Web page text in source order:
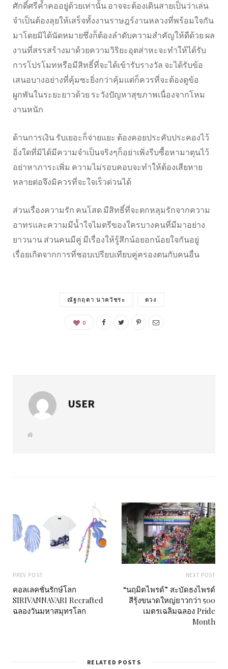
ศักดิ์ศรีค้ำคออยู่ด้วยเท่านั้น อาจจะต้องเดินสายเป็นว่าเล่น
จำเป็นต้องลุยให้เสร็จทั้งงานราษฎร์งานหลวงที่พร้อมใจกัน
มาโดยมิได้นัดหมายซึ่งก็ต้องลำดับความสำคัญให้ดีด้วย ผล
งานที่สรรสร้างมาด้วยความวิริยะอุตส่าหะจะทำให้ได้รับ
การโปรโมทหรือมีสิทธิ์ที่จะได้เข้ารับรางวัล จะได้รับข้อ
เสนอบางอย่างที่คุ้มซะยิ่งกว่าคุ้มแต่ก็ควรที่จะต้องดูข้อ
ผูกพันในระยะยาวด้วย ระวังปัญหาสุขภาพเนื่องจากโหม
งานหนัก
ด้านการเงิน รับเยอะก็จ่ายแยะ ต้องคอยประคับประคองไว้
อิ่งใดที่มิได้มีความจำเป็นจริงๆก็อย่าเพิ่งรีบซื้อหามาตุนไว้
อย่าหาภาระเพิ่ม ความไม่รอบคอบจะทำให้ต้องเสียหาย
หลายต่อจึงมิควรที่จะใจเร็วด่วนได้
ส่วนเรื่องความรัก คนโสด มีสิทธิ์ที่จะตกหลุมรักจากความ
อาทรและความมีน้ำใจไมตรีของใครบางคนที่มีมาอย่าง
ยาวนาน ส่วนคนมีคู่ มีเรื่องให้รู้สึกน้อยอกน้อยใจกันอยู่
เรื่อยเกิดจากการที่ชอบเปรียบเทียบคู่ครองตนกับคนอื่น
ณัฐกฤตา นาควัชระ ดวง
0
USER
W
PREV POST
คอลเลคชั่นรักษ์โลก
SIRIVANNAVARI Recrafted
ฉลองวันมหาสมุทรโลก
NEXT POST
“นฤมิตไพรด์” สะบัดธงไพรด์
สีรุ้งขนาดใหญ่ยาวกว่า 500
เมตรเฉลิมฉลอง Pride
Month
RELATED POSTS